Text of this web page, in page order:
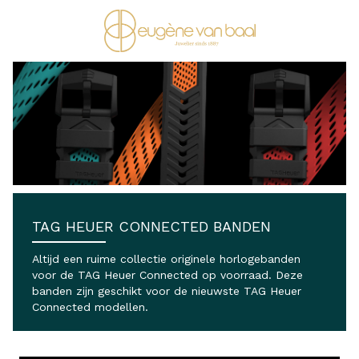
Ga naar de inhoud
TAG HEUER CONNECTED BANDEN
Altijd een ruime collectie originele horlogebanden
voor de TAG Heuer Connected op voorraad. Deze
banden zijn geschikt voor de nieuwste TAG Heuer
Connected modellen.